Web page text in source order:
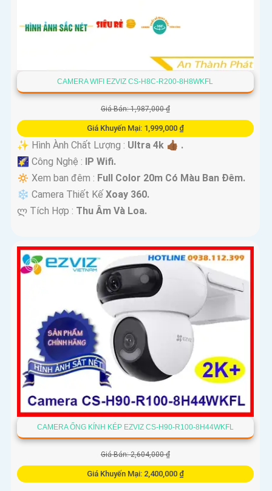
CAMERA WIFI EZVIZ CS-H8C-R200-8H8WKFL
Giá Bán: 1,987,000 ₫
Giá Khuyến Mại: 1,999,000 ₫
✨ Hình Ành Chất Lượng : Ultra 4k 👍🏾 .
🌠 Công Nghệ :
IP Wifi.
🔅 Xem ban đêm : Full Color 20m Có Màu Ban Ðêm.
❄ Camera Thiết Kế Xoay 360.
️ლ Tích Hợp : Thu Âm Và Loa.
CAMERA ỐNG KÍNH KÉP EZVIZ CS-H90-R100-8H44WKFL
Giá Bán: 2,604,000 ₫
Giá Khuyến Mại: 2,400,000 ₫